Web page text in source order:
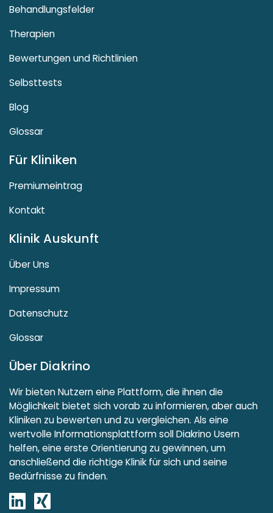
Behandlungsfelder
Therapien
Bewertungen und Richtlinien
Selbsttests
Blog
Glossar
Für Kliniken
Premiumeintrag
Kontakt
Klinik Auskunft
Über Uns
Impressum
Datenschutz
Glossar
Über Diakrino
Wir bieten Nutzern eine Plattform, die ihnen die
Möglichkeit bietet sich vorab zu informieren, aber auch
Kliniken zu bewerten und zu vergleichen. Als eine
wertvolle Informationsplattform soll Diakrino Usern
helfen, eine erste Orientierung zu gewinnen, um
anschließend die richtige Klinik für sich und seine
Bedürfnisse zu finden.